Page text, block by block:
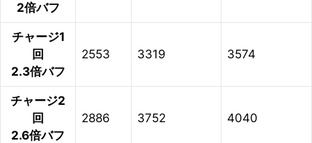
2倍バフ
チャージ1
回
2.3倍バフ
2553 3319 3574
チャージ2
回
2.6倍バフ
2886 3752 4040